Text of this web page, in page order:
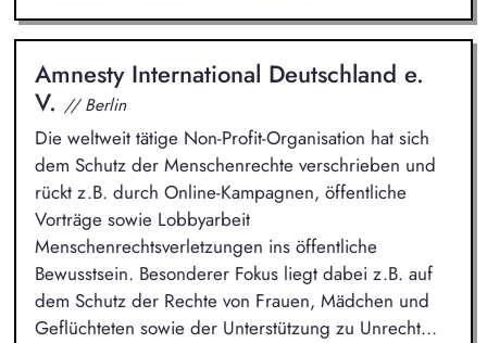
Amnesty International Deutschland e.
V. // Berlin
Die weltweit tätige Non-Profit-Organisation hat sich
dem Schutz der Menschenrechte verschrieben und
rückt z.B. durch Online-Kampagnen, öffentliche
Vorträge sowie Lobbyarbeit
Menschenrechtsverletzungen ins öffentliche
Bewusstsein. Besonderer Fokus liegt dabei z.B. auf
dem Schutz der Rechte von Frauen, Mädchen und
Geflüchteten sowie der Unterstützung zu Unrecht...